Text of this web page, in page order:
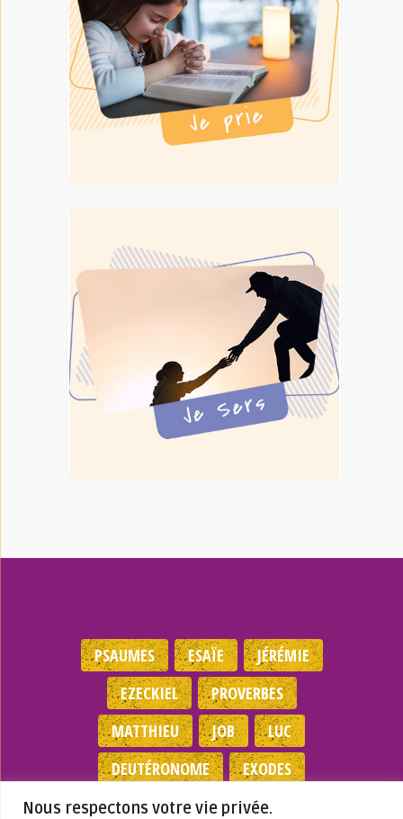
Nous respectons votre vie privée.
PSAUMES ESAÏE
JÉRÉMIE
EZECKIEL
PROVERBES
MATTHIEU
JOB
LUC
DEUTÉRONOME
EXODES
NOMBRES
JEAN 1 SAMUEL